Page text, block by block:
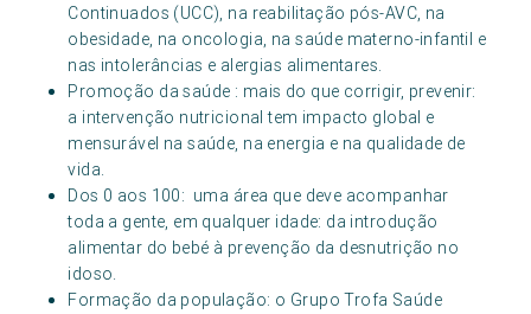
Continuados (UCC), na reabilitação pós-AVC, na
obesidade, na oncologia, na saúde materno-infantil e
nas intolerâncias e alergias alimentares.
Promoção da saúde : mais do que corrigir, prevenir:
a intervenção nutricional tem impacto global e
mensurável na saúde, na energia e na qualidade de
vida.
Dos 0 aos 100: uma área que deve acompanhar
toda a gente, em qualquer idade: da introdução
alimentar do bebé à prevenção da desnutrição no
idoso.
Formação da população: o Grupo Trofa Saúde